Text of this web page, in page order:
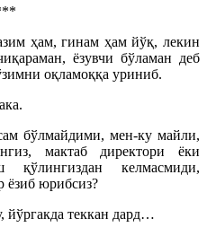
ҳам, гинам ҳам йўқ, лекин
ёзувчи бўламан деб
оқламоққа уриниб.
бўлмайдими, мен-ку майли,
мактаб директори ёки
келмасмиди,
ёзиб юрибсиз?
теккан дард…